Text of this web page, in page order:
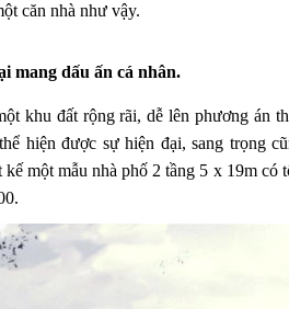
căn nhà như vậy.
mang dấu ấn cá nhân.
khu đất rộng rãi, dễ lên phương án
hiện được sự hiện đại, sang trọng
kế một mẫu nhà phố 2 tầng 5 x 19m